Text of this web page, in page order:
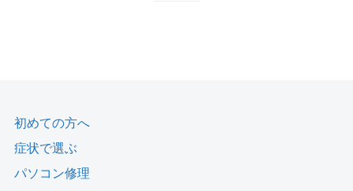
初めての方へ
症状で選ぶ
パソコン修理